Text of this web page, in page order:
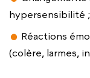
hypersensibilité ;
Réactions
(colère, larmes,